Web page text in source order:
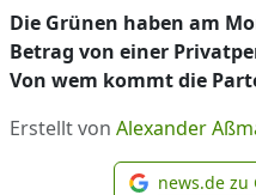
Die Grünen haben am
Betrag von einer
Von wem kommt die
Erstellt von Alexander
news.de zu